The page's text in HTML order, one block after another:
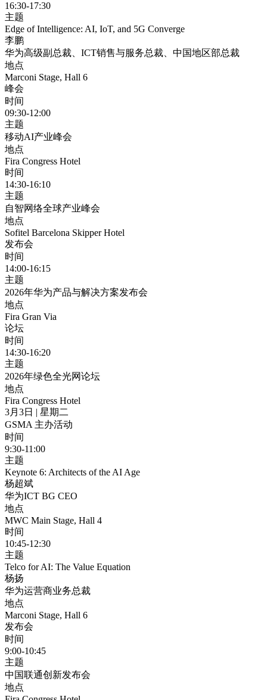
16:30-17:30
主题
Edge of Intelligence: AI, IoT, and 5G Converge
李鹏
华为高级副总裁、ICT销售与服务总裁、中国地区部总裁
地点
Marconi Stage, Hall 6
峰会
时间
09:30-12:00
主题
移动AI产业峰会
地点
Fira Congress Hotel
时间
14:30-16:10
主题
自智网络全球产业峰会
地点
Sofitel Barcelona Skipper Hotel
发布会
时间
14:00-16:15
主题
2026年华为产品与解决方案发布会
地点
Fira Gran Via
论坛
时间
14:30-16:20
主题
2026年绿色全光网论坛
地点
Fira Congress Hotel
3月3日 | 星期二
GSMA 主办活动
时间
9:30-11:00
主题
Keynote 6: Architects of the AI Age
杨超斌
华为ICT BG CEO
地点
MWC Main Stage, Hall 4
时间
10:45-12:30
主题
Telco for AI: The Value Equation
杨扬
华为运营商业务总裁
地点
Marconi Stage, Hall 6
发布会
时间
9:00-10:45
主题
中国联通创新发布会
地点